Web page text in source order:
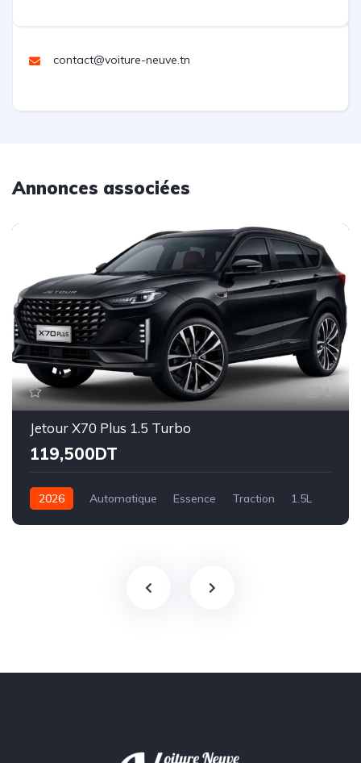
contact@voiture-neuve.tn
Annonces associées
1
Jetour X70 Plus 1.5 Turbo
119,500DT
2026 Automatique Essence Traction 1.5L